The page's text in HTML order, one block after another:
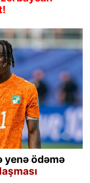
yenə ödəmə